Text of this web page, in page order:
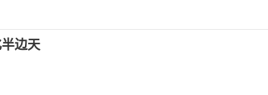
边天